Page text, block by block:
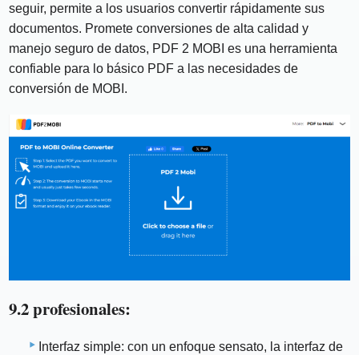
seguir, permite a los usuarios convertir rápidamente sus
documentos. Promete conversiones de alta calidad y
manejo seguro de datos, PDF 2 MOBI es una herramienta
confiable para lo básico PDF a las necesidades de
conversión de MOBI.
9.2 profesionales:
Interfaz simple: con un enfoque sensato, la interfaz de